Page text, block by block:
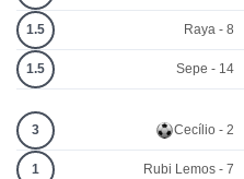
1.5 Raya - 8
1.5 Sepe - 14
3 Cecílio - 2
1 Rubi Lemos - 7